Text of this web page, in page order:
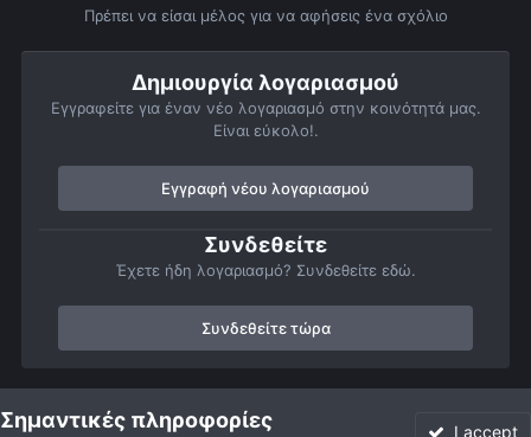
Πρέπει να είσαι μέλος για να αφήσεις ένα σχόλιο
Δημιουργία λογαριασμού
Εγγραφείτε για έναν νέο λογαριασμό στην κοινότητά μας.
Είναι εύκολο!.
Εγγραφή νέου λογαριασμού
Συνδεθείτε
Έχετε ήδη λογαριασμό? Συνδεθείτε εδώ.
Συνδεθείτε τώρα
Αρχή Αστροφωτογραφίες Βαθύς Ουρανός
Σημαντικές πληροφορίες I accept